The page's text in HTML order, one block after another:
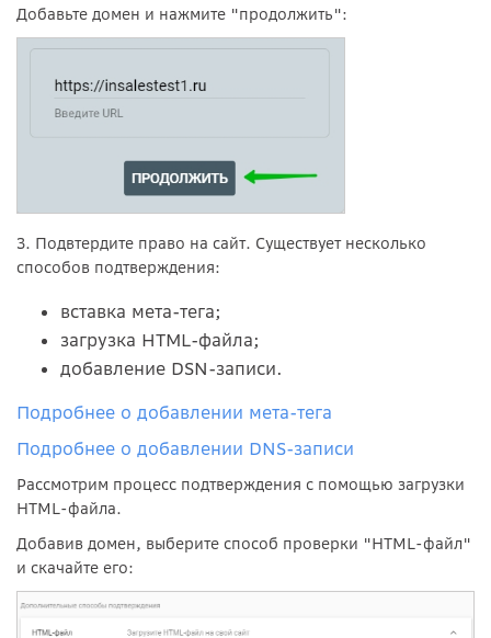
Добавьте домен и нажмите "продолжить":
3. Подвтердите право на сайт. Существует несколько
способов подтверждения:
вставка мета-тега;
загрузка HTML-файла;
добавление DSN-записи.
Подробнее о добавлении мета-тега
Подробнее о добавлении DNS-записи
Рассмотрим процесс подтверждения с помощью загрузки
HTML-файла.
Добавив домен, выберите способ проверки "HTML-файл"
и скачайте его: